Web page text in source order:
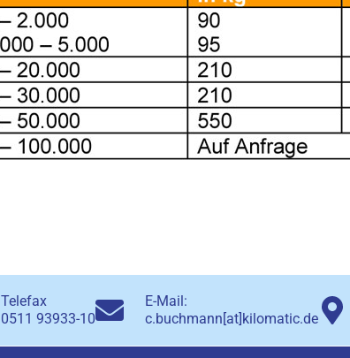
Telefax
0511 93933-10
E-Mail:
c.buchmann[at]kilomatic.de